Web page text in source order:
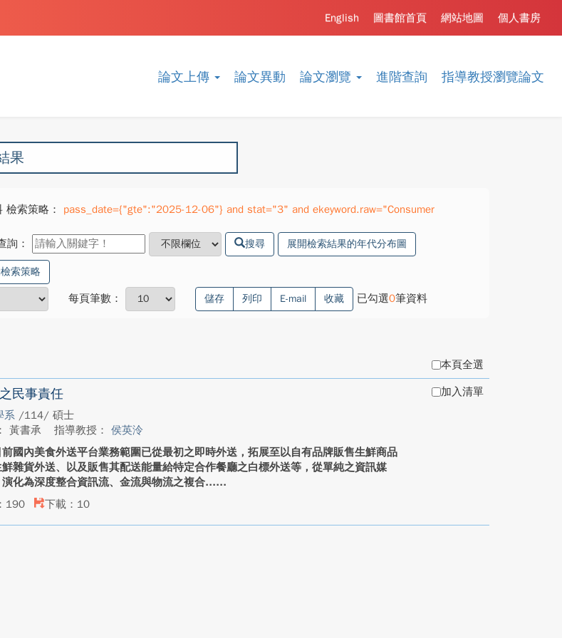
論文上傳 論文異動 論文瀏覽 進階查詢 指導教授瀏覽論文
個人書房
網站地圖
圖書館首頁
English
果
檢索策略：
pass_date={"gte":"2025-12-06"} and stat="3" and ekeyword.raw="Consumer
詢：
搜尋 展開檢索結果的年代分布圖
索策略
每頁筆數： 儲存 列印 E-mail 收藏 已勾選0筆資料
本頁全選
民事責任
系 /114/ 碩士
黃書承
指導教授： 侯英泠
前國內美食外送平台業務範圍已從最初之即時外送，拓展至以自有品牌販售生鮮商品
雜貨外送、以及販售其配送能量給特定合作餐廳之白標外送等，從單純之資訊媒
化為深度整合資訊流、金流與物流之複合...
190
下載：10
加入清單